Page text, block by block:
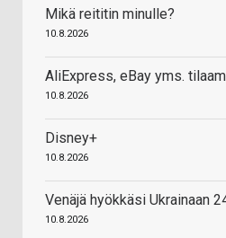
Mikä reititin minulle?
10.8.2026
AliExpress, eBay yms.
10.8.2026
Disney+
10.8.2026
Venäjä hyökkäsi Ukrainaan
10.8.2026